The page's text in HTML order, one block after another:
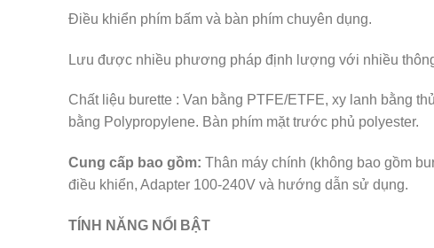
Điều khiển phím bấm và bàn phím chuyên dụng.
Lưu được nhiều phương pháp định lượng với nhiều
Chất liệu burette : Van bằng PTFE/ETFE, xy lanh bằng
bằng Polypropylene. Bàn phím mặt trước phủ polyester.
Cung cấp bao gồm: Thân máy chính (không bao gồm
điều khiển, Adapter 100-240V và hướng dẫn sử dụng.
TÍNH NĂNG NỔI BẬT